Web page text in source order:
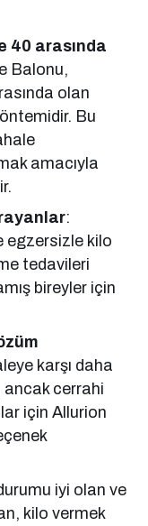
40 arasında
Balonu,
olan
Bu
amacıyla
:
egzersizle kilo
tedavileri
bireyler için
karşı daha
cerrahi
için Allurion
iyi olan ve
kilo vermek